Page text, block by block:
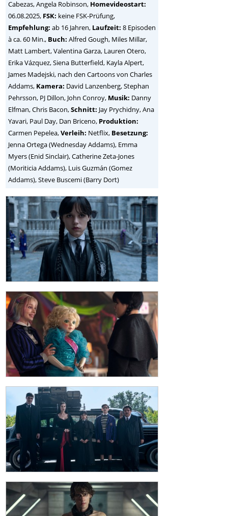
Cabezas, Angela Robinson, Homevideostart:
06.08.2025, FSK: keine FSK-Prüfung,
Empfehlung: ab 16 Jahren, Laufzeit: 8 Episoden
à ca. 60 Min., Buch: Alfred Gough, Miles Millar,
Matt Lambert, Valentina Garza, Lauren Otero,
Erika Vázquez, Siena Butterfield, Kayla Alpert,
James Madejski, nach den Cartoons von Charles
Addams, Kamera: David Lanzenberg, Stephan
Pehrsson, PJ Dillon, John Conroy, Musik: Danny
Elfman, Chris Bacon,Schnitt: Jay Prychidny, Ana
Yavari, Paul Day, Dan Briceno, Produktion:
Carmen Pepelea,Verleih: Netflix, Besetzung:
Jenna Ortega (Wednesday Addams), Emma
Myers (Enid Sinclair), Catherine Zeta-Jones
(Moriticia Addams), Luis Guzmán (Gomez
Addams), Steve Buscemi (Barry Dort)